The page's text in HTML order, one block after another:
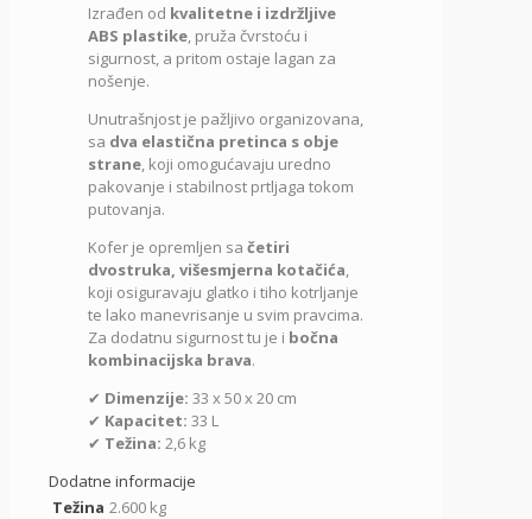
Izrađen od kvalitetne i izdržljive
ABS plastike, pruža čvrstoću i
sigurnost, a pritom ostaje lagan za
nošenje.
Unutrašnjost je pažljivo organizovana,
sa dva elastična pretinca s obje
strane, koji omogućavaju uredno
pakovanje i stabilnost prtljaga tokom
putovanja.
Kofer je opremljen sa četiri
dvostruka, višesmjerna kotačića,
koji osiguravaju glatko i tiho kotrljanje
te lako manevrisanje u svim pravcima.
Za dodatnu sigurnost tu je i bočna
kombinacijska brava.
✔ Dimenzije: 33 x 50 x 20 cm
✔ Kapacitet: 33 L
✔ Težina: 2,6 kg
Dodatne informacije
Težina 2.600 kg